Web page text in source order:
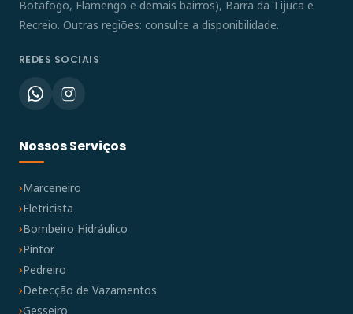
Botafogo, Flamengo e demais bairros), Barra da Tijuca e
Recreio. Outras regiões: consulte a disponibilidade.
REDES SOCIAIS
Nossos Serviços
Marceneiro
Eletricista
Bombeiro Hidráulico
Pintor
Pedreiro
Detecção de Vazamentos
Gesseiro